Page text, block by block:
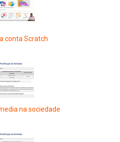
conta Scratch
na sociedade